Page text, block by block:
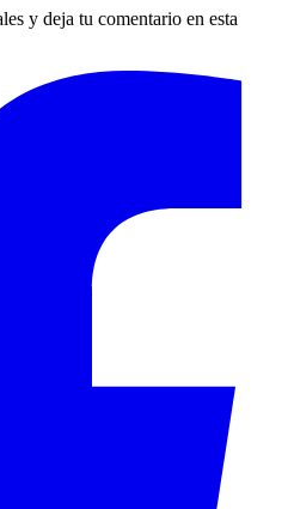
y deja tu comentario en esta